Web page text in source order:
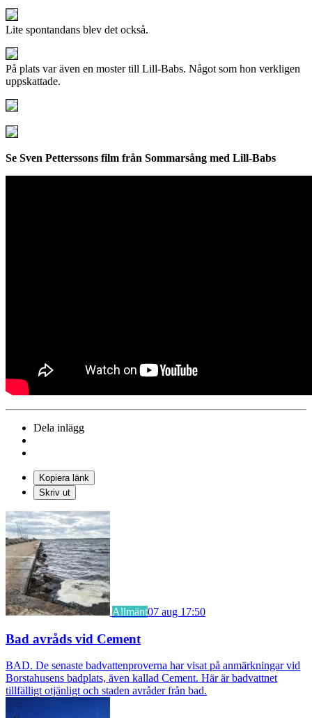
Lite spontandans blev det också.
På plats var även en moster till Lill-Babs. Något som hon verkligen
uppskattade.
Se Sven Petterssons film från Sommarsång med Lill-Babs
Dela inlägg
Kopiera länk
Skriv ut
Allmänt07 aug 17:50
Bad avråds vid Cement
BAD. De senaste badvattenproverna har visat på anmärkningar vid
Borstahusens badplats, även kallad Cement. Här är badvattnet
tillfälligt otjänligt och staden avråder från bad.